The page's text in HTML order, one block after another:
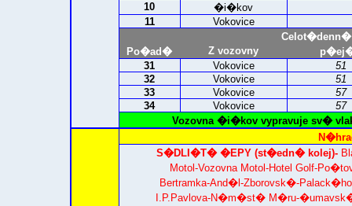
10
�i�kov
11
Vokovice
Po�ad�
Z vozovny
31
Vokovice
51
32
Vokovice
51
33
Vokovice
57
34
Vokovice
57
Vozovna �i�kov vypravuje sv�
S�DLI�T� �EPY (st�edn� kolej)-
Motol-Vozovna Motol-Hotel Golf-
Bertramka-And�l-Zborovsk�-
I.P.Pavlova-N�m�st� M�ru-